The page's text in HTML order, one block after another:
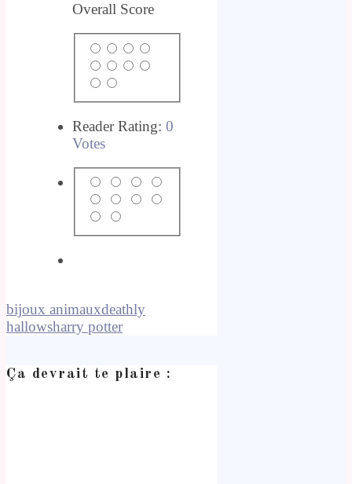
Overall Score
Reader Rating: 0
Votes
bijoux animauxdeathly
hallowsharry potter
Ça devrait te plaire :